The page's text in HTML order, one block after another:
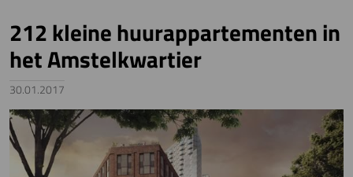
212 kleine huurappartementen in
het Amstelkwartier
30.01.2017
Image